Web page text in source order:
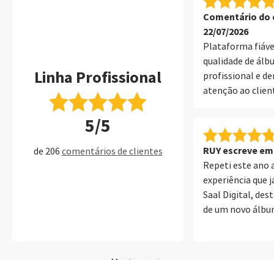
Linha Profissional
5/5
de 206 comentários de clientes
Comentário do
22/07/2026
Plataforma
qualidade de
profissional e
atenção ao
RUY escreve
Repeti este ano
experiência que
Saal Digital,
de um novo